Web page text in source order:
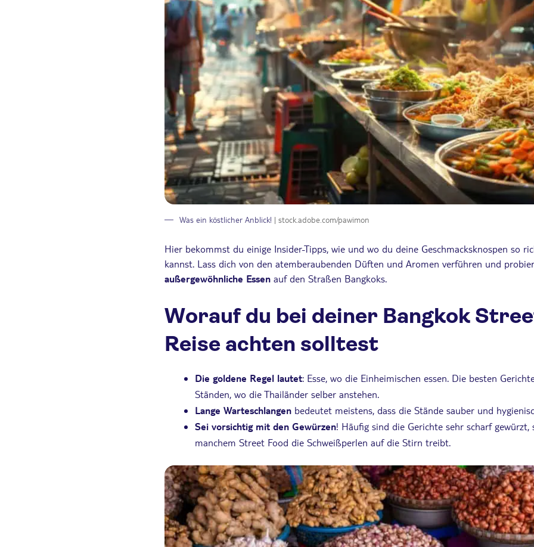
Was ein köstlicher Anblick! | stock.adobe.com/pawimon
Hier bekommst du einige Insider-Tipps, wie und wo du deine Geschmacksknospen so
kannst. Lass dich von den atemberaubenden Düften und Aromen verführen und
außergewöhnliche Essenauf den Straßen Bangkoks.
Worauf du bei deiner Bangkok
Reise achten solltest
Die goldene Regel lautet: Esse, wo die Einheimischen essen. Die besten
Ständen, wo die Thailänder selber anstehen.
Lange Warteschlangenbedeutet meistens, dass die Stände sauber und
Sei vorsichtig mit den Gewürzen! Häufig sind die Gerichte sehr scharf gewürzt,
manchem Street Food die Schweißperlen auf die Stirn treibt.